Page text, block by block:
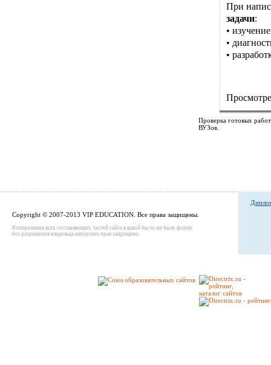
При
задачи:
•
•
•
Проверка готовых
ВУЗов.
Copyright © 2007-2013 VIP EDUCATION. Все права защищены.
Копирования всех составляющих частей сайта в какой бы то ни было форме
без разрешения владельца авторских прав запрещено.